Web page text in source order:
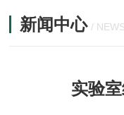
新闻中心 /
实验